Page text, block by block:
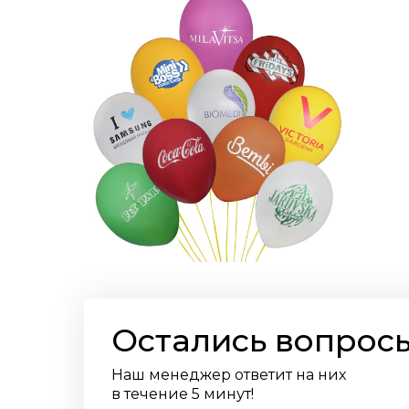
Остались
Наш менеджер ответит на них
в течение 5 минут!